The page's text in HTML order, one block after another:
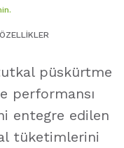
püskürtme
performansı
entegre edilen
tüketimlerini